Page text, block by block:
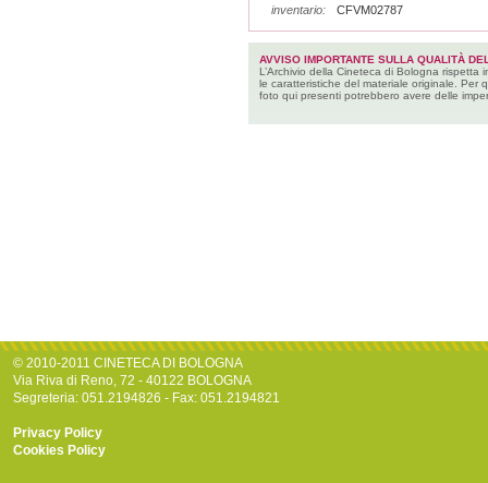
inventario:
CFVM02787
AVVISO IMPORTANTE SULLA QUALITÀ
L’Archivio della Cineteca di Bologna rispetta
le caratteristiche del materiale originale. Per
foto qui presenti potrebbero avere delle
© 2010-2011 CINETECA DI BOLOGNA
Via Riva di Reno, 72 - 40122 BOLOGNA
Segreteria: 051.2194826 - Fax: 051.2194821
Privacy Policy
Cookies Policy